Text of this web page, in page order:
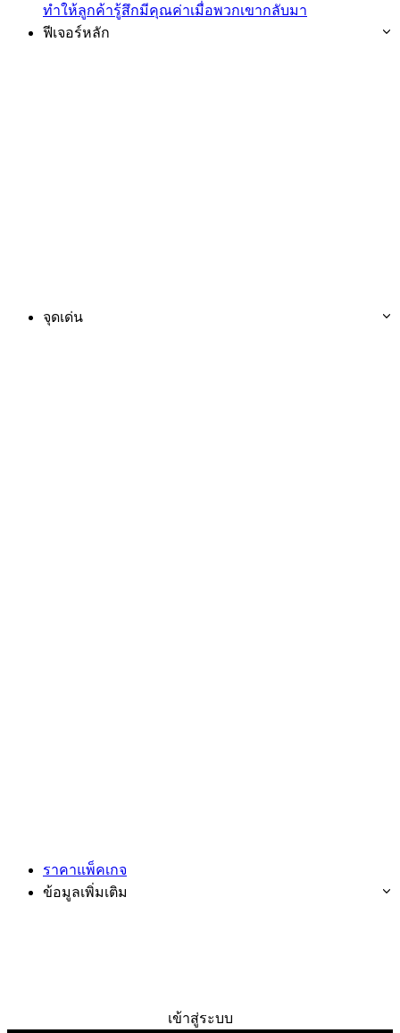
ทำให้ลูกค้ารู้สึกมีคุณค่าเมื่อพวกเขากลับมา
ฟีเจอร์หลัก
จุดเด่น
ราคาแพ็คเกจ
ข้อมูลเพิ่มเติม
เข้าสู่ระบบ